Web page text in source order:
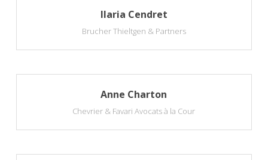
Ilaria Cendret
Brucher Thieltgen & Partners
Anne Charton
Chevrier & Favari Avocats à la Cour